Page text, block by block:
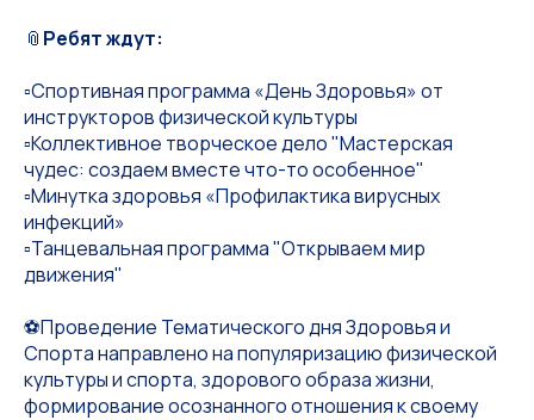
📎 Ребят ждут:
▫️Спортивная программа «День Здоровья» от
инструкторов физической культуры
▫️Коллективное творческое дело "Мастерская
чудес: создаем вместе что-то особенное"
▫️Минутка здоровья «Профилактика вирусных
инфекций»
▫️Танцевальная программа "Открываем мир
движения"
⚽️Проведение Тематического дня Здоровья и
Спорта направлено на популяризацию физической
культуры и спорта, здорового образа жизни,
формирование осознанного отношения к своему